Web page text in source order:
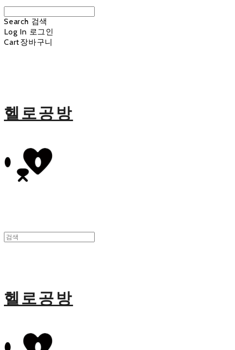
Search 검색
Log In 로그인
Cart장바구니
헬로공방
헬로공방